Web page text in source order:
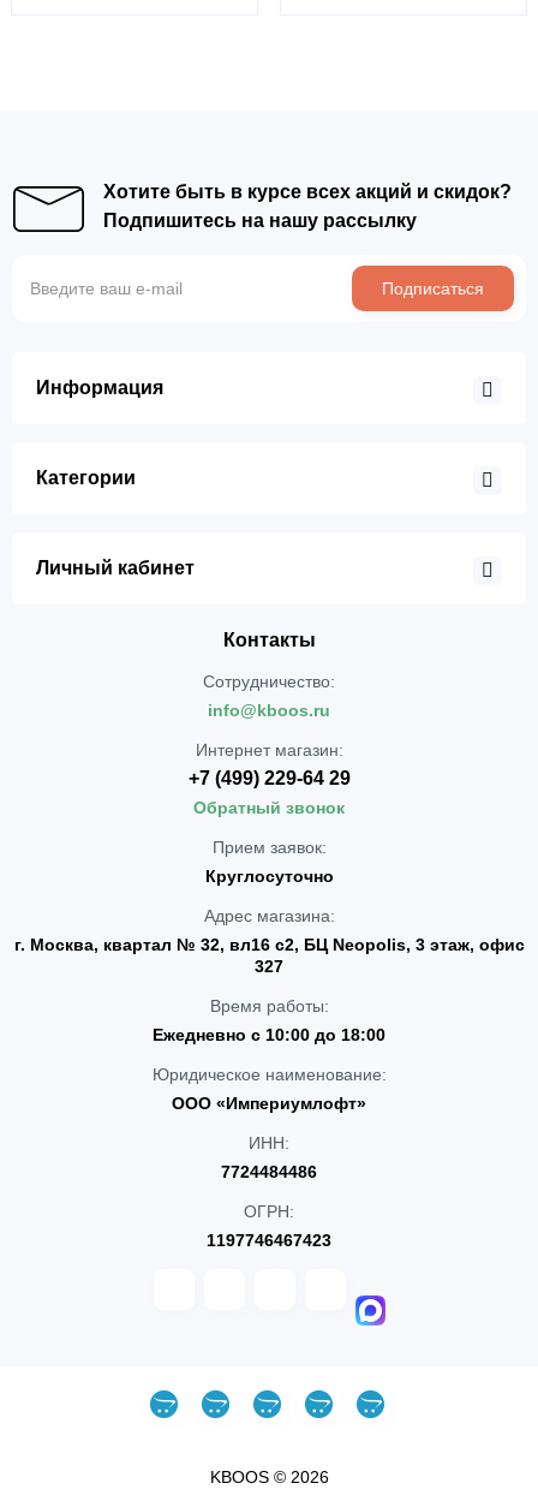
Хотите быть в курсе всех акций и скидок?
Подпишитесь на нашу рассылку
Подписаться
Информация
Категории
Личный кабинет
Контакты
Сотрудничество:
info@kboos.ru
Интернет магазин:
+7 (499) 229-64 29
Обратный звонок
Прием заявок:
Круглосуточно
Адрес магазина:
г. Москва, квартал № 32, вл16 с2, БЦ Neopolis, 3 этаж, офис
327
Время работы:
Ежедневно с 10:00 до 18:00
Юридическое наименование:
ООО «Империумлофт»
ИНН:
7724484486
ОГРН:
1197746467423
KBOOS © 2026